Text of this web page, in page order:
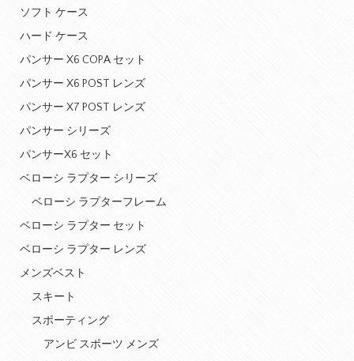
ソフト ケース
ハード ケース
パンサー X6 COPA セット
パンサー X6 POST レンズ
パンサー X7 POST レンズ
パンサー シリーズ
パンサーX6 セット
ベローシ ラプター シリーズ
ベローシ ラプターフレーム
ベローシ ラプター セット
ベローシ ラプター レンズ
メンズベスト
スキート
スポーティング
アンビ スポーツ メンズ